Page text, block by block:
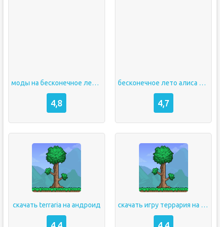
моды на бесконечное лето 18
4,8
бесконечное лето алиса хентай
4,7
скачать terraria на андроид
4,4
скачать игру террария на андроид
4,4